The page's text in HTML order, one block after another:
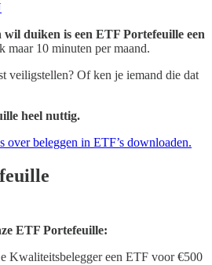
duiken is een ETF Portefeuille een
maar 10 minuten per maand.
veiligstellen? Of ken je iemand die dat
heel nuttig.
over beleggen in ETF’s downloaden.
ETF Portefeuille:
Kwaliteitsbelegger een ETF voor €500